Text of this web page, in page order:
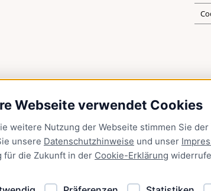
Webseite verwendet Cookies
weitere Nutzung der Webseite stimmen Sie
unsere Datenschutzhinweise und unser
für die Zukunft in der Cookie-Erklärung